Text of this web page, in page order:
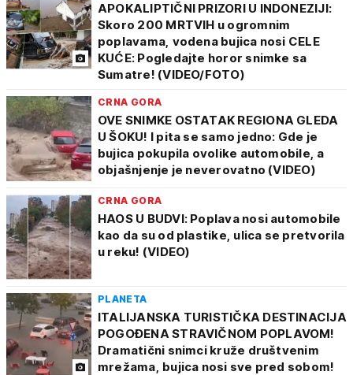
APOKALIPTIČNI PRIZORI U INDONEZIJI:
Skoro 200 MRTVIH u ogromnim
poplavama, vodena bujica nosi CELE
KUĆE: Pogledajte horor snimke sa
Sumatre! (VIDEO/FOTO)
CRNA GORA
OVE SNIMKE OSTATAK REGIONA GLEDA
U ŠOKU! I pita se samo jedno: Gde je
bujica pokupila ovolike automobile, a
objašnjenje je neverovatno (VIDEO)
CRNA GORA
HAOS U BUDVI: Poplava nosi automobile
kao da su od plastike, ulica se pretvorila
u reku! (VIDEO)
PLANETA
ITALIJANSKA TURISTIČKA DESTINACIJA
POGOĐENA STRAVIČNOM POPLAVOM!
Dramatični snimci kruže društvenim
mrežama, bujica nosi sve pred sobom!